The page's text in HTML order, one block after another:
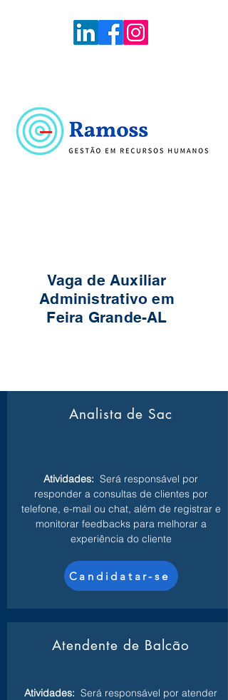
Vaga de Auxiliar
Administrativo em
Feira Grande-AL
Analista de Sac
Atividades: Será responsável por
responder a consultas de clientes por
telefone, e-mail ou chat, além de registrar e
monitorar feedbacks para melhorar a
experiência do cliente
Candidatar-se
Atendente de Balcão
Atividades: Será responsável por atender